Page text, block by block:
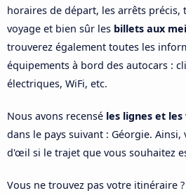
horaires de départ, les arrêts précis,
voyage et bien sûr les billets aux
trouverez également toutes les
équipements à bord des autocars :
électriques, WiFi, etc.
Nous avons recensé les lignes et
dans le pays suivant : Géorgie.
d'œil si le trajet que vous souhaitez
Vous ne trouvez pas votre itinéraire